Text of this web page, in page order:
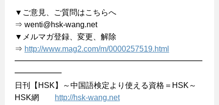
▼ご意見、ご質問はこちらへ
⇒ wenti@hsk-wang.net
▼メルマガ登録、変更、解除
⇒ http://www.mag2.com/m/0000257519.html
━━━━━━━━━━━━━━━━━━━━━━━━
━━━━━━
日刊【HSK】～中国語検定より使える資格＝HSK～
HSK網
http://hsk-wang.net